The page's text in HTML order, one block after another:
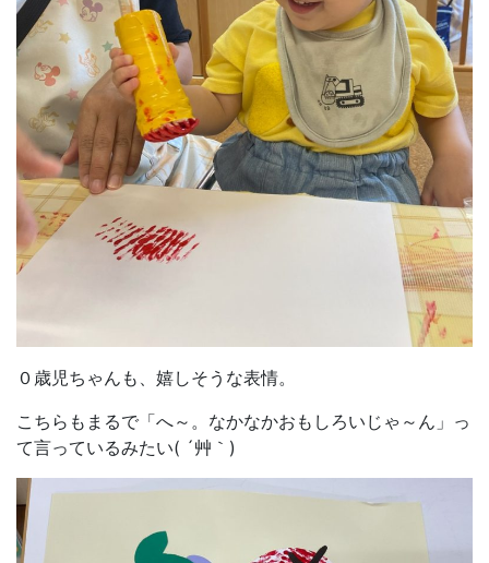
０歳児ちゃんも、嬉しそうな表情。
こちらもまるで「へ～。なかなかおもしろいじゃ～ん」っ
て言っているみたい( ´艸｀)